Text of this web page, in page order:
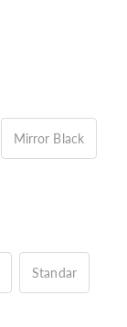
Mirror Black
Standar